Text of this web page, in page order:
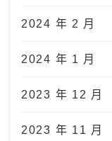
2024 年 2 月
2024 年 1 月
2023 年 12 月
2023 年 11 月